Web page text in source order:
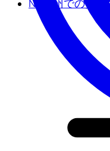
NRW州での投資